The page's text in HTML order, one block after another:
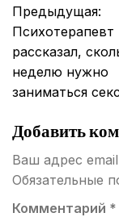
Навигация
по
Предыдущая:
Психотерапевт
рассказал,
неделю нужно
заниматься
Добавить
Ваш адрес
Обязательные
Комментарий *